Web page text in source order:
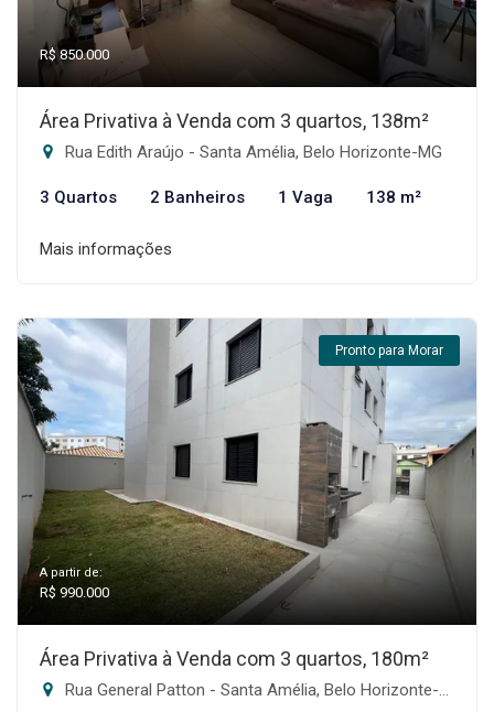
R$ 850.000
Área Privativa à Venda com 3 quartos, 138m²
Rua Edith Araújo - Santa Amélia, Belo Horizonte-MG
3 Quartos 2 Banheiros 1 Vaga 138 m²
Mais informações
Pronto para Morar
A partir de:
R$ 990.000
Área Privativa à Venda com 3 quartos, 180m²
Rua General Patton - Santa Amélia, Belo Horizonte-MG